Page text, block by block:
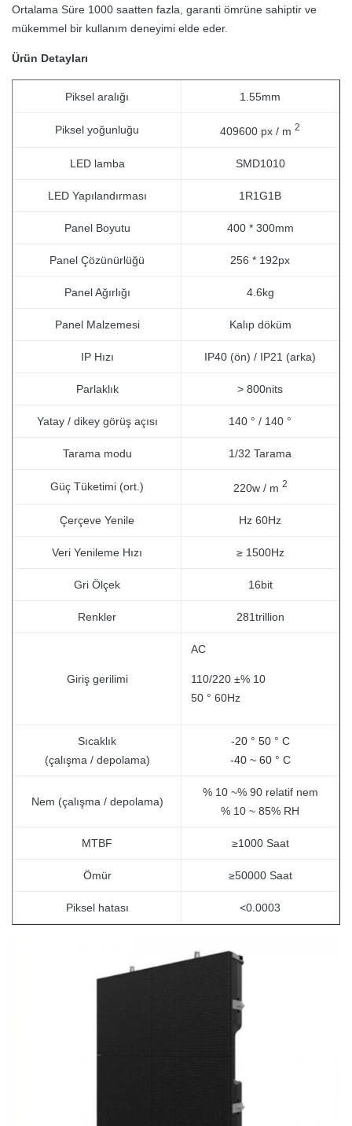
Ortalama Süre 1000 saatten fazla, garanti ömrüne sahiptir ve
mükemmel bir kullanım deneyimi elde eder.
Ürün Detayları
Piksel aralığı 1.55mm
Piksel yoğunluğu 409600 px / m 2
LED lamba SMD1010
LED Yapılandırması 1R1G1B
Panel Boyutu 400 * 300mm
Panel Çözünürlüğü 256 * 192px
Panel Ağırlığı 4.6kg
Panel Malzemesi Kalıp döküm
IP Hızı IP40 (ön) / IP21 (arka)
Parlaklık > 800nits
Yatay / dikey görüş açısı 140 ° / 140 °
Tarama modu 1/32 Tarama
Güç Tüketimi (ort.) 220w / m 2
Çerçeve Yenile Hz 60Hz
Veri Yenileme Hızı ≥ 1500Hz
Gri Ölçek 16bit
Renkler 281trillion
Giriş gerilimi
AC
110/220 ±% 10
50 ° 60Hz
Sıcaklık
(çalışma / depolama)
-20 ° 50 ° C
-40 ~ 60 ° C
Nem (çalışma / depolama)
% 10 ~% 90 relatif nem
% 10 ~ 85% RH
MTBF ≥1000 Saat
Ömür ≥50000 Saat
Piksel hatası <0.0003